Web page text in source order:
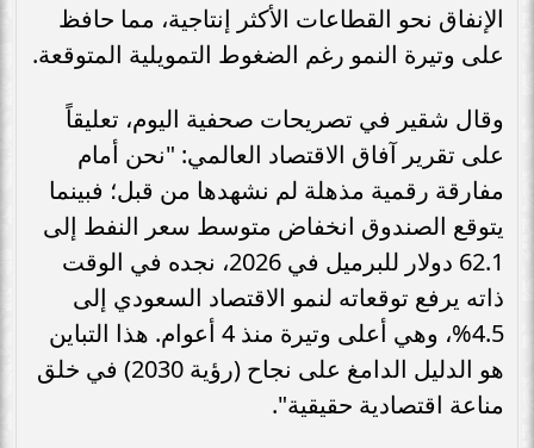
الإنفاق نحو القطاعات الأكثر إنتاجية، مما حافظ
على وتيرة النمو رغم الضغوط التمويلية المتوقعة.
وقال شقير في تصريحات صحفية اليوم، تعليقاً
على تقرير آفاق الاقتصاد العالمي: "نحن أمام
مفارقة رقمية مذهلة لم نشهدها من قبل؛ فبينما
يتوقع الصندوق انخفاض متوسط سعر النفط إلى
62.1 دولار للبرميل في 2026، نجده في الوقت
ذاته يرفع توقعاته لنمو الاقتصاد السعودي إلى
4.5%، وهي أعلى وتيرة منذ 4 أعوام. هذا التباين
هو الدليل الدامغ على نجاح (رؤية 2030) في خلق
مناعة اقتصادية حقيقية".